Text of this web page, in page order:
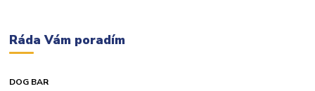
Ráda Vám poradím
DOG BAR